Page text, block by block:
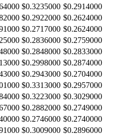
$0.3235000 $0.2914000
$0.2922000 $0.2624000
$0.2717000 $0.2624000
$0.2836000 $0.2759000
$0.2848000 $0.2833000
$0.2998000 $0.2874000
$0.2943000 $0.2704000
$0.3313000 $0.2957000
$0.3223000 $0.3029000
$0.2882000 $0.2749000
$0.2746000 $0.2740000
$0.3009000 $0.2896000